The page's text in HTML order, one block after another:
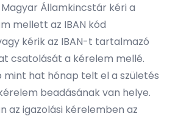
Államkincstár kéri a
mellett az IBAN kód
kérik az IBAN-t tartalmazó
csatolását a kérelem mellé.
hat hónap telt el a születés
beadásának van helye.
az igazolási kérelemben az